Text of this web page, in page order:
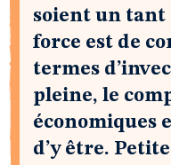
soient un tant
force est de
termes
pleine, le
économiques
d’y être.